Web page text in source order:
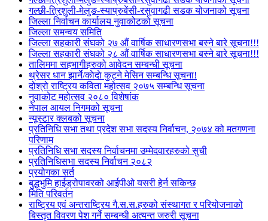
गल्छी-त्रिशुली-मेलुङ-स्याप्रुबेंसी-रसुवागढी सडक योजनाको सूचना
जिल्ला निर्वाचन कार्यालय नुवाकोटको सूचना
जिल्ला समन्वय समिति
जिल्ला सहकारी संघको २७ औं वार्षिक साधारणसभा बस्ने बारे सूचना!!!
जिल्ला सहकारी संघको २८ औं वार्षिक साधारणसभा बस्ने बारे सूचना!!!
तालिममा सहभागीहरुको आवेदन सम्बन्धी सूचना
थ्रेसर धान झार्ने/काेदाे कुट्ने मेसिन सम्बन्धि सूचना!
दोश्रो राष्ट्रिय कविता महोत्सव २०७५ सम्बन्धि सूचना
नुवाकोट महोत्सव २०८० विशेषांक
नेपाल आयल निगमको सूचना
न्यूस्टार क्लबको सूचना
प्रतिनिधि सभा तथा प्रदेश सभा सदस्य निर्वाचन, २०७४ को मतगणना
परिणाम
प्रतिनिधि सभा सदस्य निर्वाचनमा उम्मेदवारहरुको सुची
प्रतिनिधिसभा सदस्य निर्वाचन २०८२
प्रयोगका सर्त
बुद्धभुमि हाईड्रोपावरको आईपीओ यसरी हेर्न सकिन्छ
मिति परिवर्तन
राष्ट्रिय एवं अन्तराष्ट्रिय गै.स.स.हरुको संस्थागत र परियोजनाको
बिस्तृत विवरण पेश गर्ने सम्बन्धी अत्यन्त जरुरी सूचना